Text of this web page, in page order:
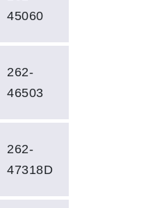
45060
262-
46503
262-
47318D